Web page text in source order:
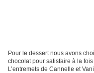
Pour le dessert nous avons
chocolat pour satisfaire à la
L’entremets de Cannelle et